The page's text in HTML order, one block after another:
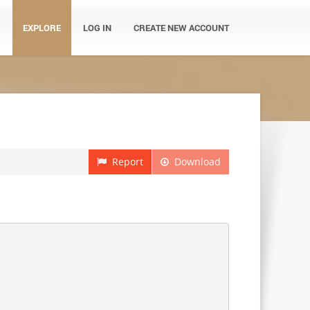
EXPLORE LOG IN CREATE NEW ACCOUNT
Download
Report